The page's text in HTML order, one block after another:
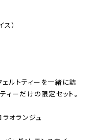
）
ルトティーを一緒に詰
ィーだけの限定セット。
オランジュ